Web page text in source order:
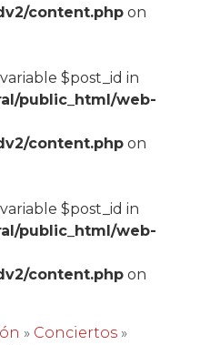
content.phpon
$post_id in
public_html/web-
content.phpon
$post_id in
public_html/web-
content.phpon
» Conciertos»